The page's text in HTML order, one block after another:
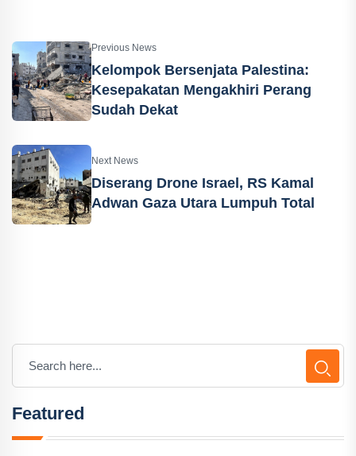
Previous News
Kelompok Bersenjata Palestina:
Kesepakatan Mengakhiri Perang
Sudah Dekat
Next News
Diserang Drone Israel, RS Kamal
Adwan Gaza Utara Lumpuh Total
Featured